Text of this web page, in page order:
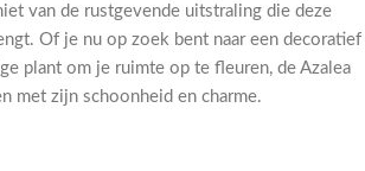
van de rustgevende uitstraling die deze
Of je nu op zoek bent naar een decoratief
plant om je ruimte op te fleuren, de Azalea
met zijn schoonheid en charme.